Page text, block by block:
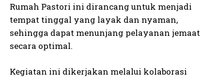
Rumah Pastori ini dirancang untuk menjadi
tempat tinggal yang layak dan nyaman,
sehingga dapat menunjang pelayanan jemaat
secara optimal.
Kegiatan ini dikerjakan melalui kolaborasi